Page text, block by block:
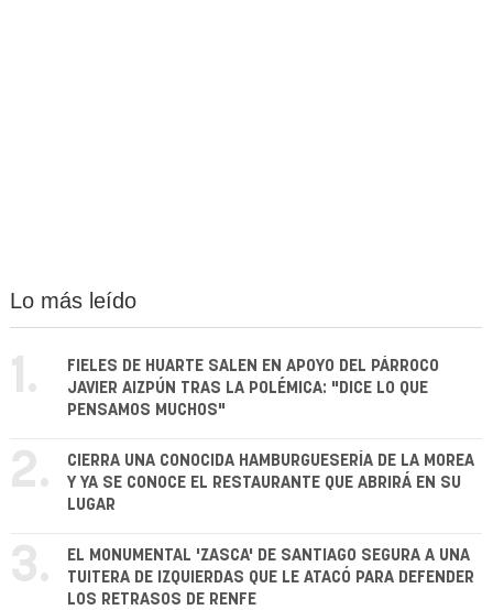
Lo más leído
1.
FIELES DE HUARTE SALEN EN APOYO DEL PÁRROCO
JAVIER AIZPÚN TRAS LA POLÉMICA: "DICE LO QUE
PENSAMOS MUCHOS"
2.
CIERRA UNA CONOCIDA HAMBURGUESERÍA DE LA MOREA
Y YA SE CONOCE EL RESTAURANTE QUE ABRIRÁ EN SU
LUGAR
3.
EL MONUMENTAL 'ZASCA' DE SANTIAGO SEGURA A UNA
TUITERA DE IZQUIERDAS QUE LE ATACÓ PARA DEFENDER
LOS RETRASOS DE RENFE